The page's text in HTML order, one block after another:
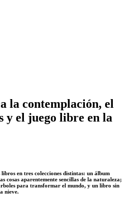
la contemplación, el
y el juego libre en la
en tres colecciones distintas: un álbum
cosas aparentemente sencillas de la naturaleza;
para transformar el mundo, y un libro sin
nieve.